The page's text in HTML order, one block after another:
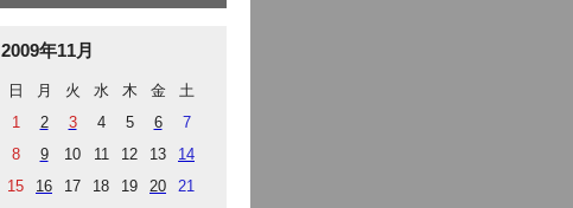
2009年11月
日 月 火 水 木 金
土
1
2 3 4 5 6
7
8
9 10 11 12 13
14
15
16 17 18 19 20
21